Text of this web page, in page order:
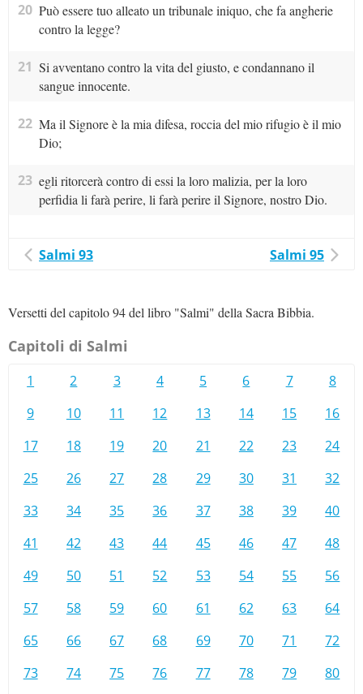
20 Può essere tuo alleato un tribunale iniquo, che fa angherie
contro la legge?
21 Si avventano contro la vita del giusto, e condannano il
sangue innocente.
22 Ma il Signore è la mia difesa, roccia del mio rifugio è il mio
Dio;
23 egli ritorcerà contro di essi la loro malizia, per la loro
perfidia li farà perire, li farà perire il Signore, nostro Dio.
Salmi 93 Salmi 95
Versetti del capitolo 94 del libro "Salmi" della Sacra Bibbia.
Capitoli di Salmi
1 2 3 4 5 6 7
8
9
10 11 12 13 14 15
16
17
18 19 20 21 22 23
24
25
26 27 28 29 30 31
32
33
34 35 36 37 38 39
40
41
42 43 44 45 46 47
48
49
50 51 52 53 54 55
56
57
58 59 60 61 62 63
64
65
66 67 68 69 70 71
72
73
74 75 76 77 78 79
80